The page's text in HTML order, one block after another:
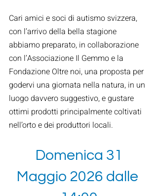
Cari amici e soci di autismo svizzera,
con l’arrivo della bella stagione
abbiamo preparato, in collaborazione
con l’Associazione Il Gemmo e la
Fondazione Oltre noi, una proposta per
godervi una giornata nella natura, in un
luogo davvero suggestivo, e gustare
ottimi prodotti principalmente coltivati
nell’orto e dei produttori locali.
Domenica 31
Maggio 2026 dalle